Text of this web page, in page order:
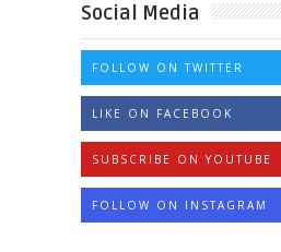
Social Media
FOLLOW ON TWITTER
LIKE ON FACEBOOK
SUBSCRIBE ON YOUTUBE
FOLLOW ON INSTAGRAM